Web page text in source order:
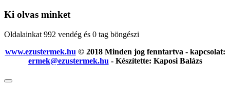
Ki olvas minket
Oldalainkat 992 vendég és 0 tag böngészi
www.ezustermek.hu © 2018 Minden jog fenntartva - kapcsolat:
ermek@ezustermek.hu - Készítette: Kaposi Balázs